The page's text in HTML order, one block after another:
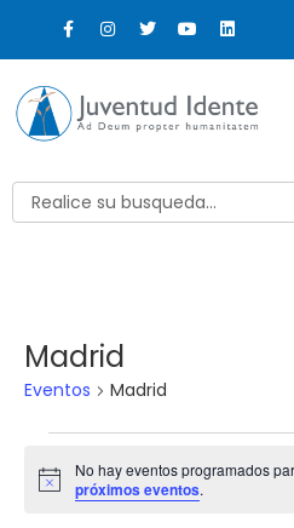
Madrid
Eventos Madrid
Aviso
No hay eventos programados
próximos eventos.